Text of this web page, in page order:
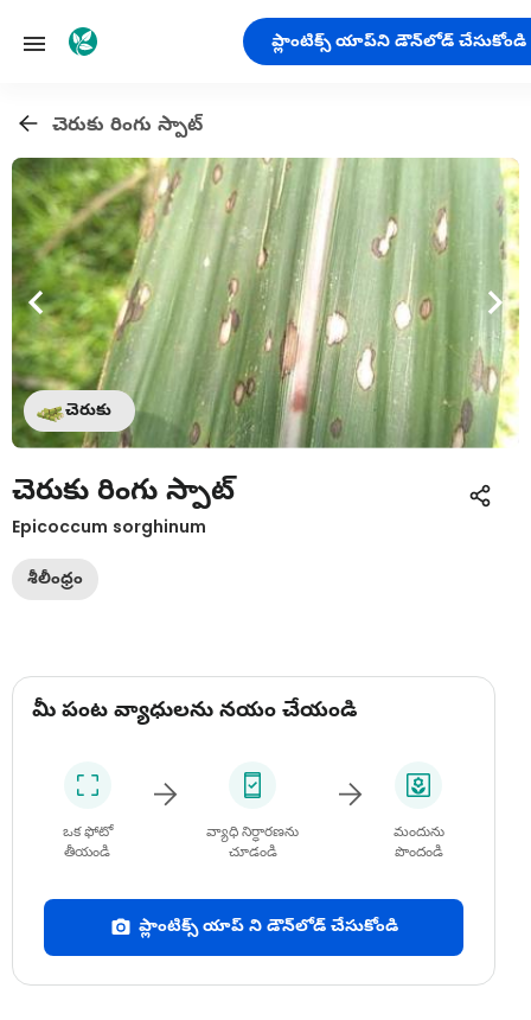
ప్లాంటిక్స్ యాప్‌ని డౌన్‌లోడ్ చేసుకోండి
చెరుకు రింగు స్పాట్
చెరుకు
చెరుకు రింగు స్పాట్
Epicoccum sorghinum
శీలీంధ్రం
మీ పంట వ్యాధులను నయం చేయండి
ఒక ఫోటో
తీయండి
వ్యాధి నిర్ధారణను
చూడండి
మందును
పొందండి
ప్లాంటిక్స్ యాప్ ని డౌన్‌లోడ్ చేసుకోండి